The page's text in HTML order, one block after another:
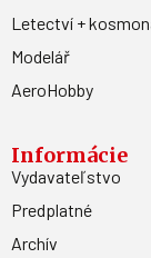
Letectví +
Modelář
AeroHobby
Informácie
Vydavateľstvo
Predplatné
Archív